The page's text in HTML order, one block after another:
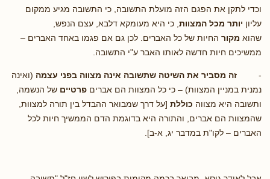
וכדי לתקן את הפגם הזה מועלת התשובה, כי התשובה מגיע ממקום
עליון יותר מכל המצוות , כי היא מעומקא דלבא, עצם הנפש,
שהוא מקור החיות של כל האברים. לכן גם אם פגמו באחד האברים –
ממשיכים חיות חדשה לאותו האבר ע"י התשובה.
- זה מסביר את השיטה שתשובה אינה מצווה בפני עצמה (ואינה
נמנית במניין המצוות) – כי כל המצוות הם אברים פרטיים של הנשמה,
ותשובה היא מצווה כוללת [על דרך שמבואר ההבדל בין תורה למצוות,
שהמצוות הם אברים, והתורה היא בדוגמת הדם הממשיך חיות לכל
האברים – לקו"ת במדבר יג, א-ב].